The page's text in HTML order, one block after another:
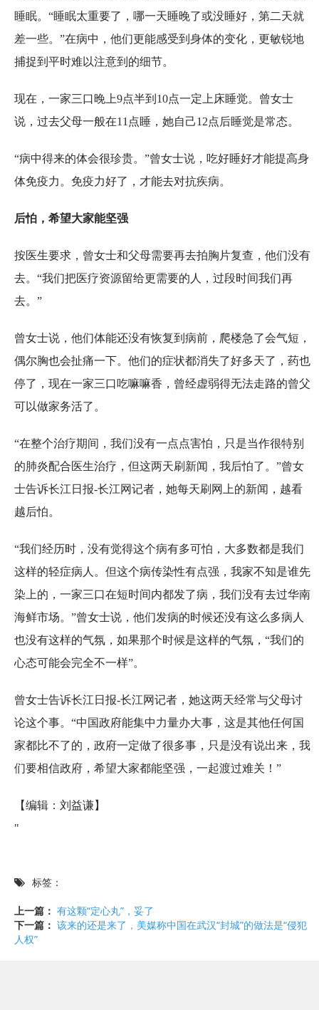
睡眠。“睡眠太重要了，哪一天睡晚了或没睡好，第二天就
差一些。”在病中，他们更能感受到身体的变化，更敏锐地
捕捉到平时难以注意到的细节。
现在，一家三口晚上9点半到10点一定上床睡觉。曾女士
说，过去父母一般在11点睡，她自己12点后睡觉是常态。
“病中得来的体会很珍贵。”曾女士说，吃好睡好才能提高身
体免疫力。免疫力好了，才能去对抗疾病。
后怕，希望大家能坚强
按医生要求，曾女士和父母需要再去拍胸片复查，他们没有
去。“我们把医疗资源留给更需要的人，过段时间我们再
去。”
曾女士说，他们体能还没有恢复到病前，爬楼急了会气短，
偶尔胸也会扯痛一下。他们的症状都消失了好多天了，药也
停了，现在一家三口吃嘛嘛香，曾经虚弱得无法走路的曾父
可以做家务活了。
“在整个治疗期间，我们没有一点点害怕，只是当作很特别
的肺炎配合医生治疗，但这两天刷新闻，我后怕了。”曾女
士告诉长江日报-长江网记者，她每天刷网上的新闻，越看
越后怕。
“我们经历时，没有觉得这个病有多可怕，大多数都是我们
这样的轻症病人。但这个病传染性有点强，我家不知是谁先
染上的，一家三口在短时间内都发了病，我们没有去过华南
海鲜市场。”曾女士说，他们发病的时候还没有这么多病人
也没有这样的气氛，如果那个时候是这样的气氛，“我们的
心态可能会完全不一样”。
曾女士告诉长江日报-长江网记者，她这两天经常与父母讨
论这个事。“中国政府能集中力量办大事，这是其他任何国
家都比不了的，政府一定做了很多事，只是没有说出来，我
们要相信政府，希望大家都能坚强，一起渡过难关！”
【编辑：刘益谦】
"
标签：
上一篇： 有这颗“定心丸”，妥了
下一篇： 该来的还是来了，美媒称中国在武汉“封城”的做法是“侵犯
人权”